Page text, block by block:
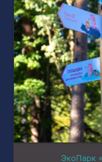
ЭкоПарк